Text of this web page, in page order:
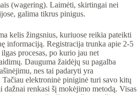
(wagering). Laimėti, skirtingai nei
galima tikrus pinigus.
kelis žingsnius, kuriuose reikia pateikti
informaciją. Registracija trunka apie 2-5
procesas, po kurio jau net
Dauguma žaidėjų su pagalba
nes tai padaryti yra
Tačiau elektroninė piniginė turi savo kitų
renkasi šį mokėjimo metodą. Visas